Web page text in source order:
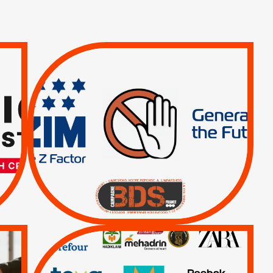
INTERNATIONAL ?
TRUMP, MACRON :
MÊME COMBAT
| Actus |
| Boycott militaire |
Lettres d'interpellation
QUE BOYCOTTER ?
BOYCOTT DÉSINVESTISSEMENT